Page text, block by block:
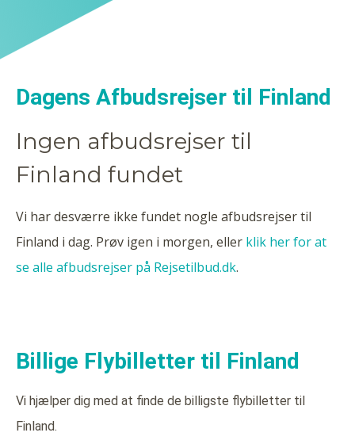
Dagens Afbudsrejser til Finland
Ingen afbudsrejser til
Finland fundet
Vi har desværre ikke fundet nogle afbudsrejser til
Finland i dag. Prøv igen i morgen, eller klik her for at
se alle afbudsrejser på Rejsetilbud.dk.
Billige Flybilletter til Finland
Vi hjælper dig med at finde de billigste flybilletter til
Finland.